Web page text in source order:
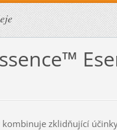
kombinuje zklidňující